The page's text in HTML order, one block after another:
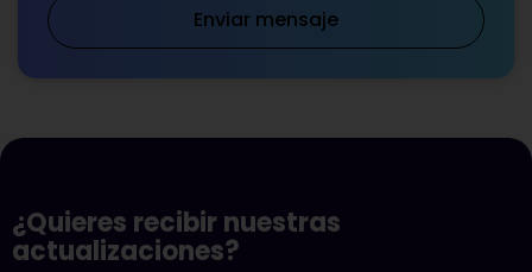
Enviar mensaje
¿Quieres recibir nuestras
actualizaciones?